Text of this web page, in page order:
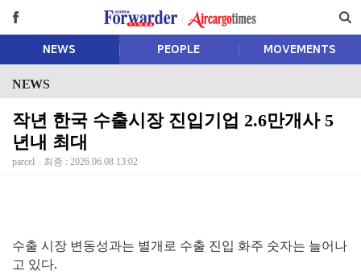
NEWS PEOPLE MOVEMENTS
NEWS
작년 한국 수출시장 진입기업 2.6만개사 5
년내 최대
parcel 최종 : 2026.06.08 13:02
수출 시장 변동성과는 별개로 수출 진입 화주 숫자는 늘어나
고 있다.